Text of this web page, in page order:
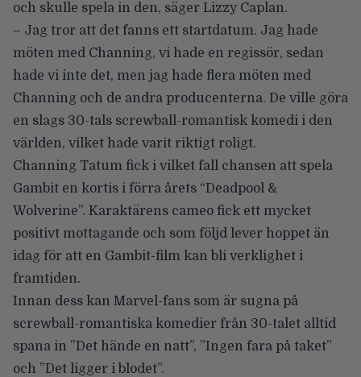
och skulle spela in den, säger Lizzy Caplan.
– Jag tror att det fanns ett startdatum. Jag hade
möten med Channing, vi hade en regissör, sedan
hade vi inte det, men jag hade flera möten med
Channing och de andra producenterna. De ville göra
en slags 30-tals screwball-romantisk komedi i den
världen, vilket hade varit riktigt roligt.
Channing Tatum fick i vilket fall chansen att spela
Gambit en kortis i förra årets “Deadpool &
Wolverine”. Karaktärens cameo fick ett mycket
positivt mottagande och som följd lever hoppet än
idag för att en Gambit-film kan bli verklighet i
framtiden.
Innan dess kan Marvel-fans som är sugna på
screwball-romantiska komedier från 30-talet alltid
spana in ”Det hände en natt”, ”Ingen fara på taket”
och ”Det ligger i blodet”.